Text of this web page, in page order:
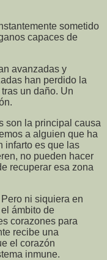
sometido
capaces de
avanzadas y
han perdido la
un daño. Un
son la principal causa
a alguien que ha
infarto es que las
no pueden hacer
recuperar esa zona
ni siquiera en
ámbito de
corazones para
recibe una
el corazón
inmune.